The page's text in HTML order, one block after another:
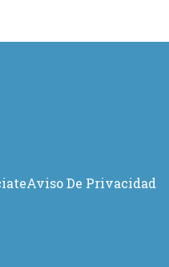
Aviso De Privacidad